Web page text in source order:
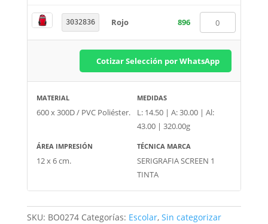
3032836 Rojo 896
Cotizar Selección por WhatsApp
MATERIAL
600 x 300D / PVC Poliéster.
MEDIDAS
L: 14.50 | A: 30.00 | Al:
43.00 | 320.00g
ÁREA IMPRESIÓN
12 x 6 cm.
TÉCNICA MARCA
SERIGRAFIA SCREEN 1
TINTA
SKU: BO0274 Categorías: Escolar, Sin categorizar